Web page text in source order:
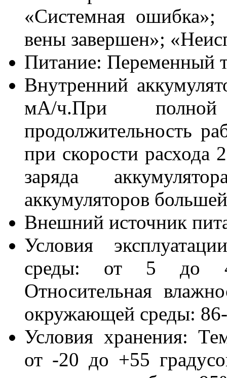
«Системная
вены завершен»;
Питание: Переменный
Внутренний
мА/ч.При полной
продолжительность
при скорости расхода
заряда
аккумуляторов
Внешний источник
Условия
среды: от 5 до
Относительная
окружающей среды:
Условия хранения:
от -20 до +55